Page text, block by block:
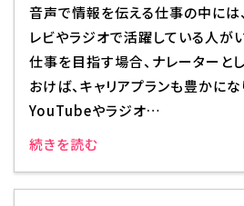
音声で情報を伝える仕事の中には
レビやラジオで活躍している人が
仕事を目指す場合、ナレーターと
おけば、キャリアプランも豊かにな
YouTubeやラジオ…
続きを読む